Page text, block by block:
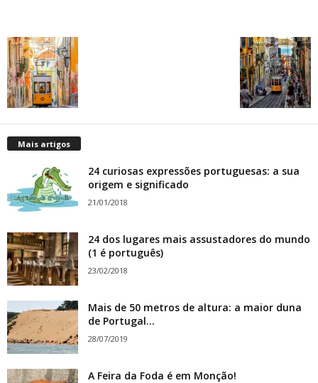
Mais artigos
24 curiosas expressões portuguesas: a sua
origem e significado
21/01/2018
24 dos lugares mais assustadores do mundo
(1 é português)
23/02/2018
Mais de 50 metros de altura: a maior duna
de Portugal...
28/07/2019
A Feira da Foda é em Monção!